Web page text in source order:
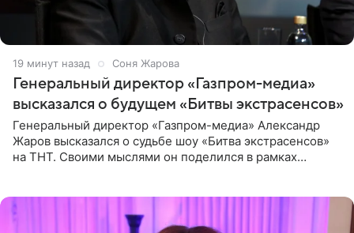
19 минут назад Соня Жарова
Генеральный директор «Газпром-медиа»
высказался о будущем «Битвы экстрасенсов»
Генеральный директор «Газпром-медиа» Александр
Жаров высказался о судьбе шоу «Битва экстрасенсов»
на ТНТ. Своими мыслями он поделился в рамках